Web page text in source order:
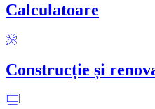
Calculatoare
Construcție și